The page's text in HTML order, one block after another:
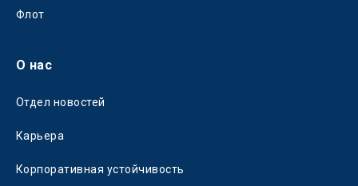
Флот
О нас
Отдел новостей
Карьера
Корпоративная устойчивость